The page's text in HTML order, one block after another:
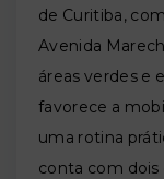
de Curitiba,
Avenida
áreas verdes e
favorece a
uma rotina
conta com dois